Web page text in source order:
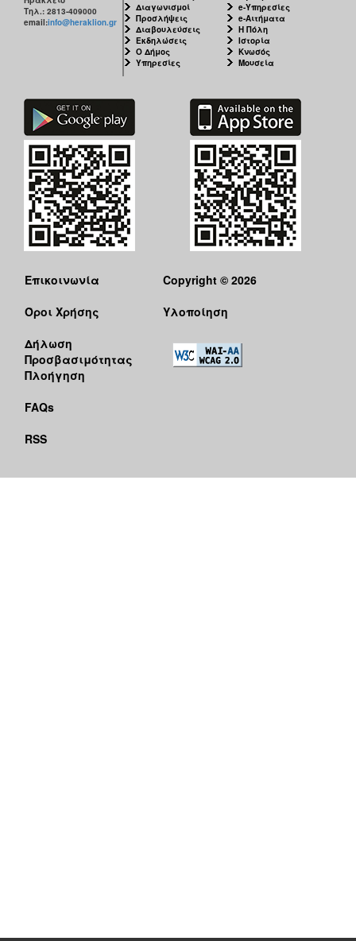
Τηλ.: 2813-409000
email:info@heraklion.gr
Διαγωνισμοί
Προσλήψεις
Διαβουλεύσεις
Εκδηλώσεις
Ο Δήμος
Υπηρεσίες
e-Υπηρεσίες
e-Αιτήματα
Η Πόλη
Ιστορία
Κνωσός
Μουσεία
Επικοινωνία
Όροι Χρήσης
Δήλωση
Προσβασιμότητας
Πλοήγηση
FAQs
RSS
Copyright © 2026
Υλοποίηση